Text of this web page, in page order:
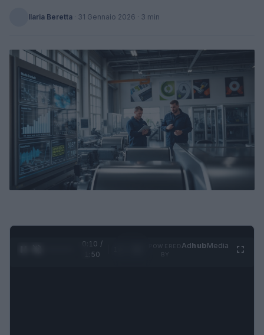
Ilaria Beretta · 31 Gennaio 2026 · 3 min
0:11 /
1:50
AdhubMedia